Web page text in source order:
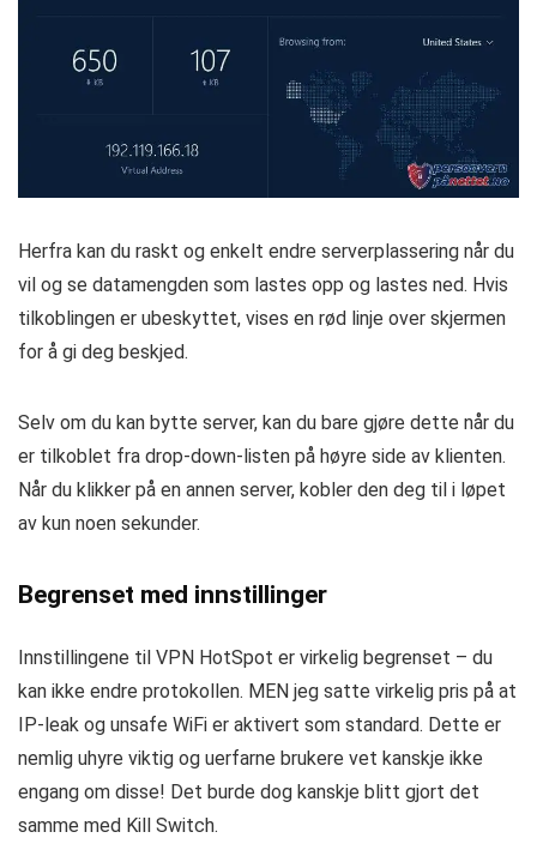
Herfra kan du raskt og enkelt endre serverplassering når du
vil og se datamengden som lastes opp og lastes ned. Hvis
tilkoblingen er ubeskyttet, vises en rød linje over skjermen
for å gi deg beskjed.
Selv om du kan bytte server, kan du bare gjøre dette når du
er tilkoblet fra drop-down-listen på høyre side av klienten.
Når du klikker på en annen server, kobler den deg til i løpet
av kun noen sekunder.
Begrenset med innstillinger
Innstillingene til VPN HotSpot er virkelig begrenset – du
kan ikke endre protokollen. MEN jeg satte virkelig pris på at
IP-leak og unsafe WiFi er aktivert som standard. Dette er
nemlig uhyre viktig og uerfarne brukere vet kanskje ikke
engang om disse! Det burde dog kanskje blitt gjort det
samme med Kill Switch.